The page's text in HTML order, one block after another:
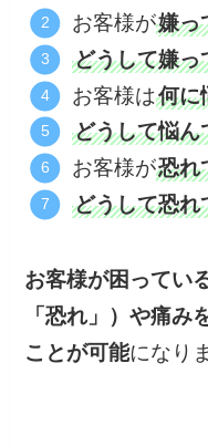
お客様が嫌っ
どうして嫌っ
お客様は何に
どうして悩ん
お客様が恐れ
どうして恐れ
お客様が困ってい
「恐れ」）や痛み
ことが可能になり